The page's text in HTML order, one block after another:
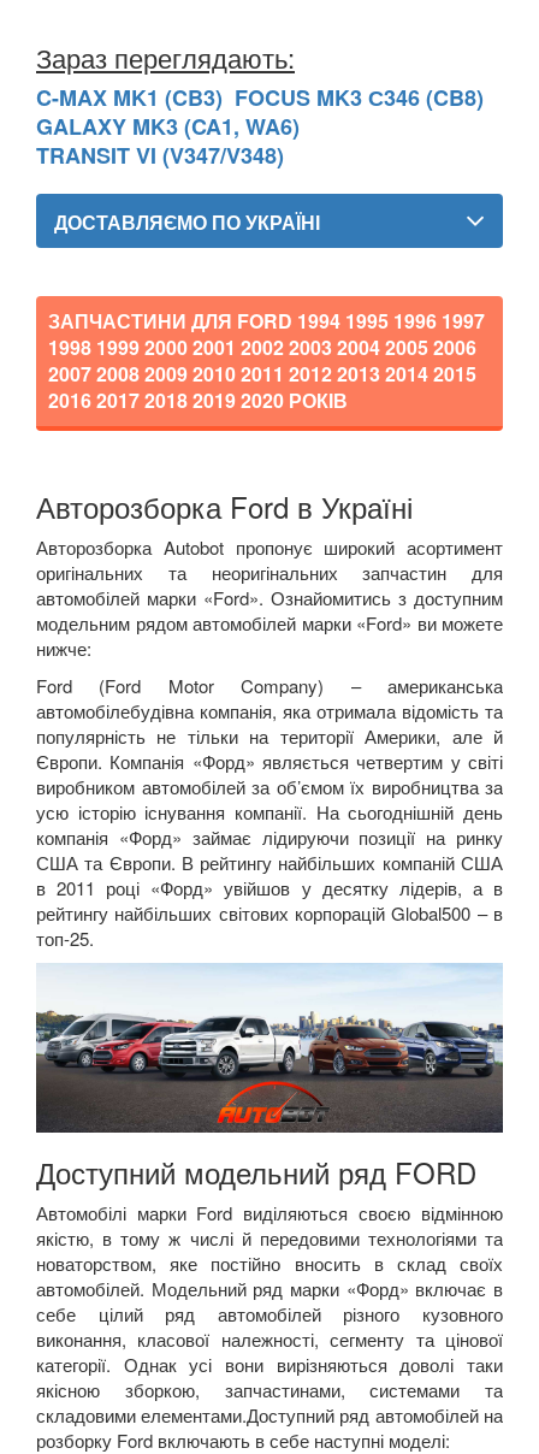
Зараз переглядають:
C-MAX MK1 (CB3) FOCUS MK3 С346 (CB8)
GALAXY MK3 (CA1, WA6)
TRANSIT VI (V347/V348)
ДОСТАВЛЯЄМО ПО УКРАЇНІ
ЗАПЧАСТИНИ ДЛЯ FORD
1998 1999 2000 2001 2002 2003 2004 2005 2006
2007 2008 2009 2010 2011 2012 2013 2014 2015
2016 2017 2018 2019 2020 РОКІВ
Авторозборка Ford в Україні
Авторозборка Autobot пропонує широкий асортимент
оригінальних та неоригінальних запчастин для
автомобілей марки «Ford». Ознайомитись з доступним
модельним рядом автомобілей марки «Ford» ви можете
нижче:
Ford (Ford Motor Company) – американська
автомобілебудівна компанія, яка отримала відомість та
популярність не тільки на території Америки, але й
Європи. Компанія «Форд» являється четвертим у світі
виробником автомобілей за об’ємом їх виробництва за
усю історію існування компанії. На сьогоднішній день
компанія «Форд» займає лідируючи позиції на ринку
США та Європи. В рейтингу найбільших компаній США
в 2011 році «Форд» увійшов у десятку лідерів, а в
рейтингу найбільших світових корпорацій Global500 – в
топ-25.
Доступний модельний ряд FORD
Автомобілі марки Ford виділяються своєю відмінною
якістю, в тому ж числі й передовими технологіями та
новаторством, яке постійно вносить в склад своїх
автомобілей. Модельний ряд марки «Форд» включає в
себе цілий ряд автомобілей різного кузовного
виконання, класової належності, сегменту та цінової
категорії. Однак усі вони вирізняються доволі таки
якісною зборкою, запчастинами, системами та
складовими елементами.Доступний ряд автомобілей на
розборку Ford включають в себе наступні моделі: